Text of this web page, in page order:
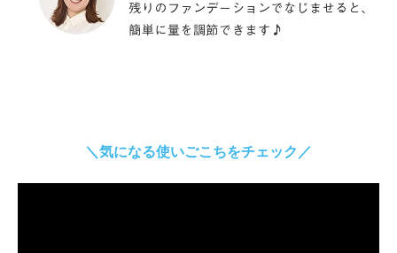
＼気になる使いごこちをチェック／